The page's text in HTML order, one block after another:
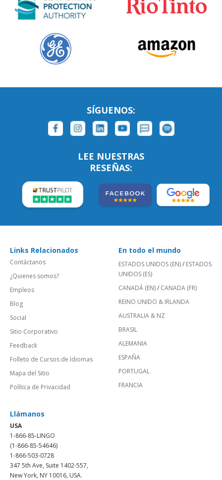
SÍGUENOS:
LEE NUESTRAS
RESEÑAS:
Links Relacionados
Contáctanos
¿Quienes somos?
Empleos
Blog
Social
Sitio Corporativo
Feedback
Folleto de Cursos de Idiomas
Mapa del Sitio
Política de Privacidad
En todo el mundo
ESTADOS UNIDOS (EN)/ ESTADOS
UNIDOS (ES)
CANADÁ (EN)/ CANADA (FR)
REINO UNIDO & IRLANDA
AUSTRALIA & NZ
BRASIL
ALEMANIA
ESPAÑA
PORTUGAL
FRANCIA
Llámanos
USA
1-866-85-LINGO
(1-866-85-54646)
1-866-503-0728
347 5th Ave, Suite 1402-557,
New York, NY 10016, USA.